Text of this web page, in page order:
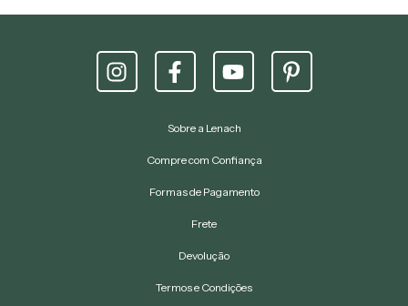
Sobre a Lenach
Compre com Confiança
Formas de Pagamento
Frete
Devolução
Termos e Condições